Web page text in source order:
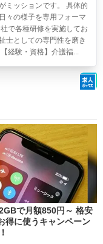
ミッションです。 具体的
々の様子を専用フォーマ
で各種研修を実施してお
士としての専門性を磨き
経験・資格】介護福...
で月額850円～ 格安
得に使うキャンペーン